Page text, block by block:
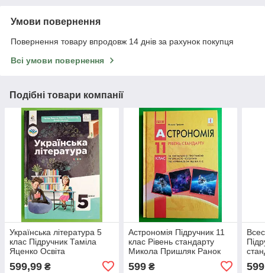
Умови повернення
Повернення товару впродовж 14 днів за рахунок покупця
Всі умови повернення
Подібні товари компанії
Українська література 5
клас Підручник Таміла
Яценко Освіта
599,99 ₴
Астрономія Підручник 11
клас Рівень стандарту
Микола Пришляк Ранок
599₴